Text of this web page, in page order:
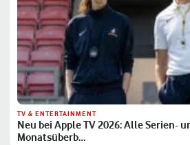
TV & ENTERTAINMENT
Neu bei Apple TV 2026: Alle Serien-
Monatsüberb…